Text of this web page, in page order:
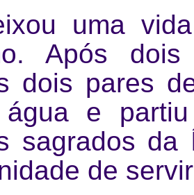
uma
Após
dois pares
água e
sagrados da
de